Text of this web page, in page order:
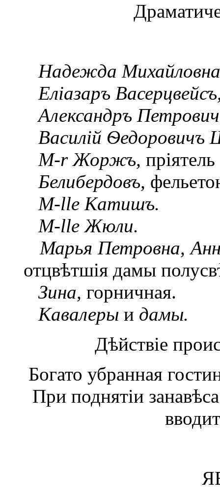
Надежда Михайловна
Еліазаръ
Александръ
Василій Ѳедоровичъ
М-r Жоржъ,
Белибердовъ,
M-lle Катишъ.
M-lle Жюли.
Марья Петровна,
отцвѣтшія дамы
Зина, горничная.
Кавалеры и дамы.
Дѣйствіе
Богато убранная
При поднятіи